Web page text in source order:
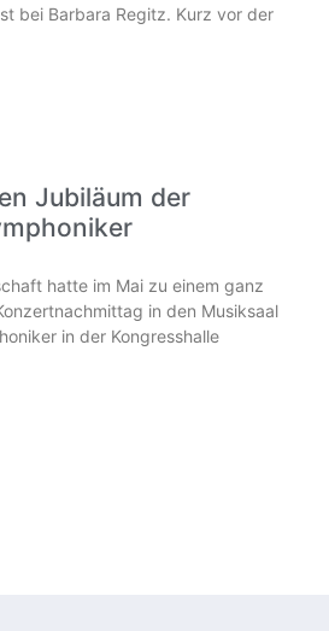
bei Barbara Regitz. Kurz vor der
Jubiläum der
hatte im Mai zu einem ganz
in den Musiksaal
in der Kongresshalle